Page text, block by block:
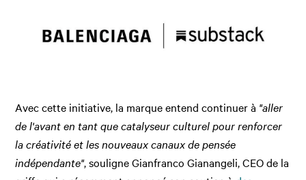
Avec cette initiative, la marque entend continuer à "aller
de l'avant en tant que catalyseur culturel pour renforcer
la créativité et les nouveaux canaux de pensée
indépendante", souligne Gianfranco Gianangeli, CEO de la